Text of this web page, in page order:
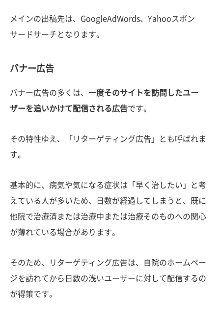
メインの出稿先は、GoogleAdWords、Yahooスポン
サードサーチとなります。
バナー広告
バナー広告の多くは、 一度そのサイトを訪問したユー
ザーを追いかけて配信される広告です。
その特性ゆえ、「リターゲティング広告」とも呼ばれま
す。
基本的に、病気や気になる症状は「早く治したい」と考
えている人が多いため、日数が経過してしまうと、既に
他院で治療済または治療中または治療そのものへの関心
が薄れている場合があります。
そのため、リターゲティング広告は、自院のホームペー
ジを訪れてから日数の浅いユーザーに対して配信するの
が得策です。